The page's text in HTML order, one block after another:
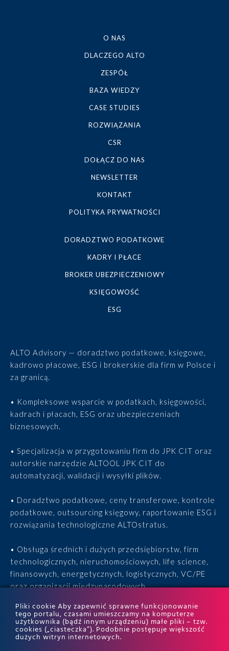
O NAS
DLACZEGO ALTO
ZESPÓŁ
BAZA WIEDZY
CASE STUDIES
ROZWIĄZANIA
CSR
DOŁĄCZ DO NAS
NEWSLETTER
KONTAKT
POLITYKA PRYWATNOŚCI
DORADZTWO PODATKOWE
KADRY I PŁACE
BROKER UBEZPIECZENIOWY
KSIĘGOWOŚĆ
ESG
ALTO Advisory — doradztwo podatkowe, księgowe,
kadrowo płacowe, ESG i brokerskie dla firm w Polsce i
za granicą.
• Kompleksowe wsparcie w podatkach, księgowości,
kadrach i płacach, ESG oraz ubezpieczeniach
biznesowych.
• Specjalizacja w przygotowaniu firm do JPK CIT oraz
autorskie narzędzie ALTOOL JPK CIT do
automatyzacji, walidacji i wysyłki plików.
• Doradztwo podatkowe, ceny transferowe, kontrole
podatkowe, outsourcing księgowy, raportowanie ESG i
rozwiązania technologiczne ALTOstratus.
• Obsługa średnich i dużych przedsiębiorstw, firm
technologicznych, nieruchomościowych, life science,
finansowych, energetycznych, logistycznych, VC/PE
oraz organizacji międzynarodowych.
• 15 lat doświadczenia, 170 ekspertów, tysiące
zrealizowanych projektów i wyróżnienia w rankingach
ITR World Tax i ITR World TP.
Pliki cookie Aby zapewnić sprawne funkcjonowanie
tego portalu, czasami umieszczamy na komputerze
użytkownika (bądź innym urządzeniu) małe pliki – tzw.
cookies („ciasteczka”). Podobnie postępuje większość
dużych witryn internetowych.